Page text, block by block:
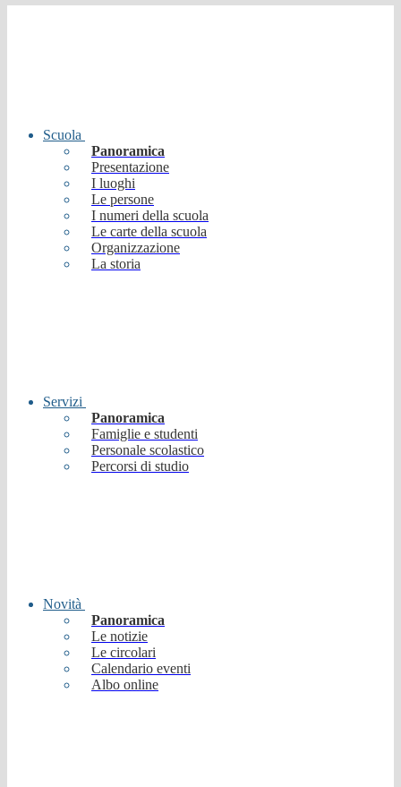
Scuola
Panoramica
Presentazione
I luoghi
Le persone
I numeri della scuola
Le carte della scuola
Organizzazione
La storia
Servizi
Panoramica
Famiglie e studenti
Personale scolastico
Percorsi di studio
Novità
Panoramica
Le notizie
Le circolari
Calendario eventi
Albo online